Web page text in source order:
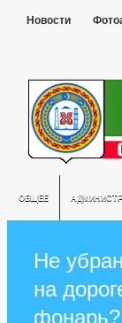
Новости
ОБЩЕЕ
Не
на
фонарь?